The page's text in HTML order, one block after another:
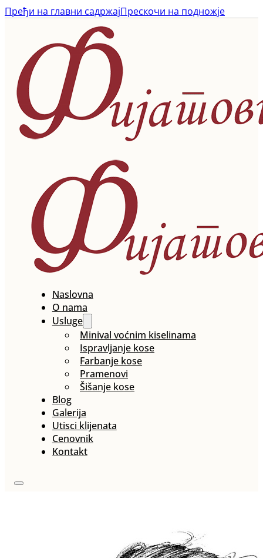
Пређи на главни садржајПрескочи на подножје
Naslovna
O nama
Usluge
Minival voćnim kiselinama
Ispravljanje kose
Farbanje kose
Pramenovi
Šišanje kose
Blog
Galerija
Utisci klijenata
Cenovnik
Kontakt